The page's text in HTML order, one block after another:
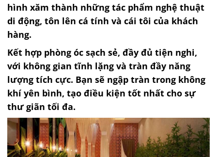
hình xăm thành những tác phẩm nghệ thuật
di động, tôn lên cá tính và cái tôi của khách
hàng.
Kết hợp phòng óc sạch sẻ, đầy đủ tiện nghi,
với không gian tĩnh lặng và tràn đầy năng
lượng tích cực. Bạn sẽ ngập tràn trong không
khí yên bình, tạo điều kiện tốt nhất cho sự
thư giãn tối đa.